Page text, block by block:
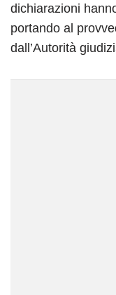
dichiarazioni
portando al
dall’Autorità